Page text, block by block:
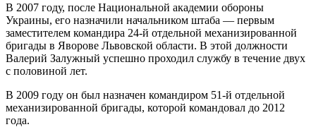
В 2007 году, после Национальной академии обороны
Украины, его назначили начальником штаба — первым
заместителем командира 24-й отдельной механизированной
бригады в Яворове Львовской области. В этой должности
Валерий Залужный успешно проходил службу в течение двух
с половиной лет.
В 2009 году он был назначен командиром 51-й отдельной
механизированной бригады, которой командовал до 2012
года.